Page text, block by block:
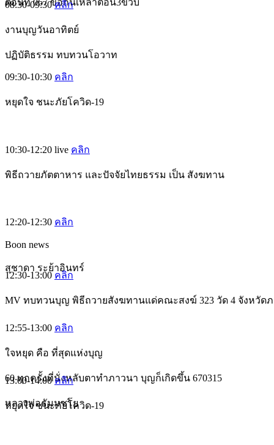
08:30-09:30คลิก
งานบุญวันอาทิตย์
ปฏิบัติธรรม ทบทวนโอวาท
09:30-10:30 คลิก
หยุดใจ ชนะภัยโควิด-19
10:30-12:20 live คลิก
พิธีถวายภัตตาหาร และปัจจัยไทยธรรม เป็น สังฆทาน
12:20-12:30 คลิก
Boon news
สุชาดา ระย้าอินทร์
12:30-13:00 คลิก
MV ทบทวนบุญ พิธีถวายสังฆทานแด่คณะสงฆ์ 323 วัด 4 จังหวัดภ
12:55-13:00 คลิก
ใจหยุด คือ ที่สุดแห่งบุญ
60 ทุกครั้งที่นั่งหลับตาทำภาวนา บุญก็เกิดขึ้น 670315
หลวงพ่อธัมมชโย
13:00-14:00คลิก
หยุดใจ ชนะภัยโควิด-19